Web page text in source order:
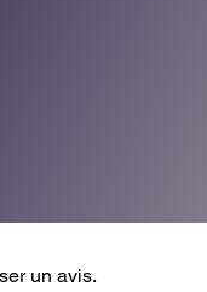
un avis.